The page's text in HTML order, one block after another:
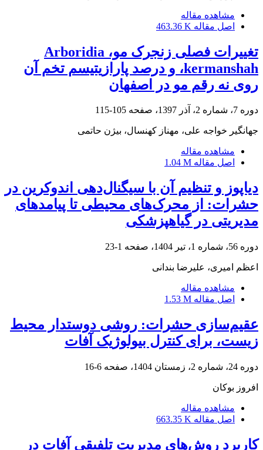
مشاهده مقاله
اصل مقاله 463.36 K
تغییرات فصلی زنجرک مو، Arboridia
kermanshah، و درصد پارازیتیسم تخم آن
روی نه رقم مو در اصفهان
دوره 7، شماره 2، آذر 1397، صفحه 105-115
جهانگیر خواجه علی، مهناز کهنسال، بیژن حاتمی
مشاهده مقاله
اصل مقاله 1.04 M
دیاپوز و تنظیم آن با سیگنال‌دهی اندوکرین در
حشرات: از محرک‌های محیطی تا پیامدهای
مدیریتی در گیاهپزشکی
دوره 56، شماره 1، تیر 1404، صفحه 1-23
اعظم امیری، علیرضا بندانی
مشاهده مقاله
اصل مقاله 1.53 M
عقیم‌سازی حشرات: روشی دوستدار محیط
زیست، برای کنترل بیولوژیک آفات
دوره 24، شماره 2، زمستان 1404، صفحه 6-16
افروز بوکان
مشاهده مقاله
اصل مقاله 663.35 K
کاربرد روش‌های مدیریت تلفیقی آفات در